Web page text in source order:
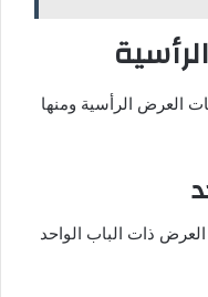
العرض الرأسية ومنها
ذات الباب الواحد